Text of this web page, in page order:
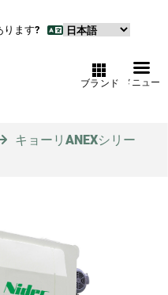
ます?
メニュー
ブランド
キョーリANEXシリー